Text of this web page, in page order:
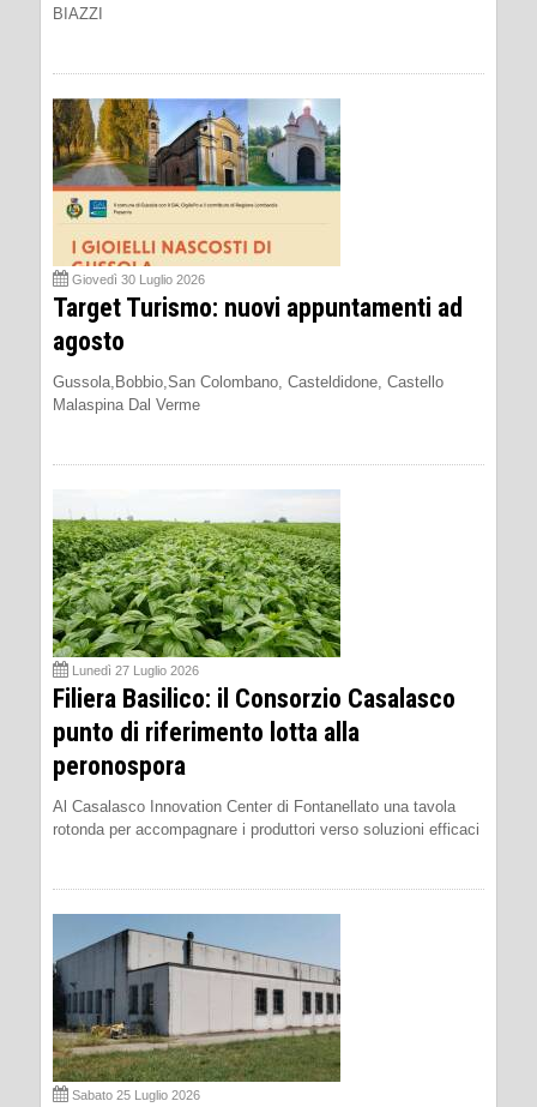
BIAZZI
Giovedì 30 Luglio 2026
Target Turismo: nuovi appuntamenti ad
agosto
Gussola,Bobbio,San Colombano, Casteldidone, Castello
Malaspina Dal Verme
Lunedì 27 Luglio 2026
Filiera Basilico: il Consorzio Casalasco
punto di riferimento lotta alla
peronospora
Al Casalasco Innovation Center di Fontanellato una tavola
rotonda per accompagnare i produttori verso soluzioni efficaci
Sabato 25 Luglio 2026